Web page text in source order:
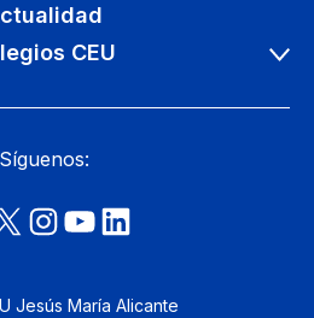
CEU
Síguenos:
Jesús María Alicante